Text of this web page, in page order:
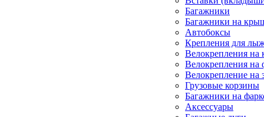
Багажники
Багажники на
Автобоксы
Крепления для
Велокрепления
Велокрепления на
Велокрепление на
Грузовые корзины
Багажники на
Аксессуары